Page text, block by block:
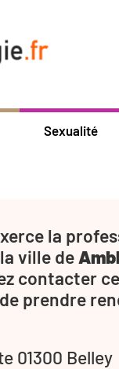
Sexualité
la
ville de
contacter ce
prendre
01300 Belley